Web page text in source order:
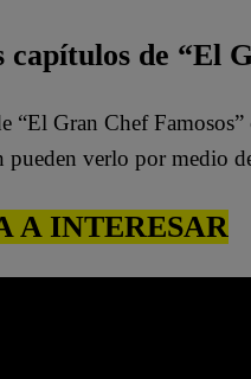
capítulos de “El
“El Gran Chef
pueden verlo por medio
A INTERESAR